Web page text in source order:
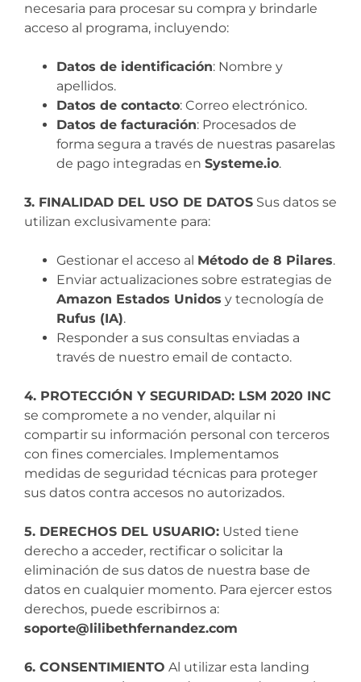
necesaria para procesar su compra y brindarle
acceso al programa, incluyendo:
Datos de identificación: Nombre y
apellidos.
Datos de contacto: Correo electrónico.
Datos de facturación: Procesados de
forma segura a través de nuestras pasarelas
de pago integradas en Systeme.io.
3. FINALIDAD DEL USO DE DATOS Sus datos se
utilizan exclusivamente para:
Gestionar el acceso al Método de 8 Pilares.
Enviar actualizaciones sobre estrategias de
Amazon Estados Unidos y tecnología de
Rufus (IA).
Responder a sus consultas enviadas a
través de nuestro email de contacto.
4. PROTECCIÓN Y SEGURIDAD: LSM 2020 INC
se compromete a no vender, alquilar ni
compartir su información personal con terceros
con fines comerciales. Implementamos
medidas de seguridad técnicas para proteger
sus datos contra accesos no autorizados.
5. DERECHOS DEL USUARIO: Usted tiene
derecho a acceder, rectificar o solicitar la
eliminación de sus datos de nuestra base de
datos en cualquier momento. Para ejercer estos
derechos, puede escribirnos a:
soporte@lilibethfernandez.com
6. CONSENTIMIENTO Al utilizar esta landing